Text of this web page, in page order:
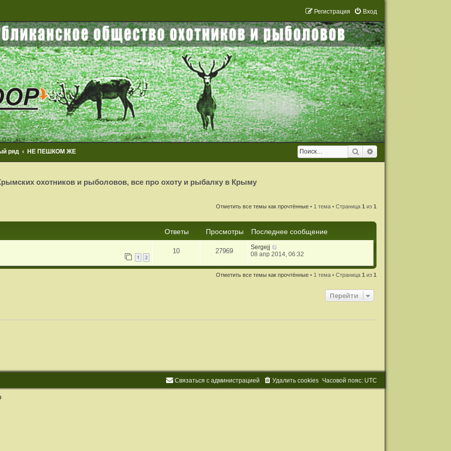
Вход
Регистрация
Поиск
ряд НЕ ПЕШКОМ ЖЕ
охотников и рыболовов, все про охоту и рыбалку в Крыму
Отметить все темы как прочтённые • 1 тема • Страница1 из1
Ответы Просмотры
Последнее сообщение
1 2
10 27969
Sergejj
08 апр 2014, 06:32
Отметить все темы как прочтённые • 1 тема • Страница1 из1
Перейти
Часовой пояс: UTC
Удалить cookies
Связаться с администрацией